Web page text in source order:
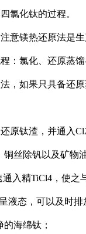
化钛的过程。
镁热还原法是生
氯化、还原蒸馏-
如果只具备还原
钛渣，并通入Cl2
铜丝除钒以及矿物
精TiCl4，使之与
态，可以及时排
海绵钛；